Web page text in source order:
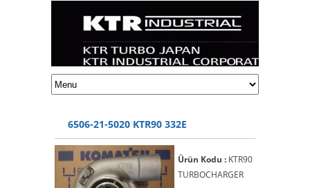
6506-21-5020 KTR90 332E
Ürün Kodu : KTR90
TURBOCHARGER